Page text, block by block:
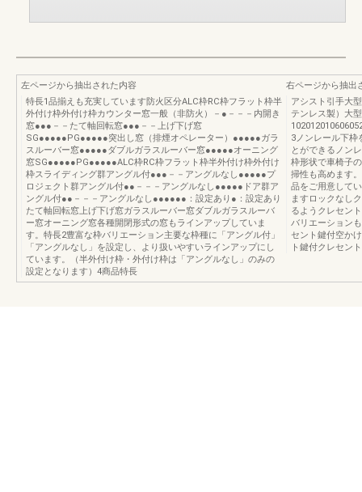
左ページから抽出された内容
特長1品揃えも充実しています防火区分ALC枠RC枠フラット枠半
外付け枠外付け枠カウンター窓一般（非防火）－●－－－内開き
窓●●●－－たて軸回転窓●●●－－上げ下げ窓
SG●●●●●PG●●●●●突出し窓（排煙オペレーター）●●●●●ガラ
スルーバー窓●●●●●ダブルガラスルーバー窓●●●●●オーニング
窓SG●●●●●PG●●●●●ALC枠RC枠フラット枠半外付け枠外付け
枠スライディング群アングル付●●●－－アングルなし●●●●●プ
ロジェクト群アングル付●●－－－アングルなし●●●●●ドア群ア
ングル付●●－－－アングルなし●●●●●●：設定あり●：設定あり
たて軸回転窓上げ下げ窓ガラスルーバー窓ダブルガラスルーバ
ー窓オーニング窓各種開閉形式の窓もラインアップしていま
す。特長2豊富な枠バリエーション主要な枠種に「アングル付」
「アングルなし」を設定し、より扱いやすいラインアップにし
ています。（半外付け枠・外付け枠は「アングルなし」のみの
設定となります）4商品特長
右ページから抽出
アシスト引手大
テンレス製）大
3ノンレール下枠
とができるノン
枠形状で車椅子
掃性も高めます
品をご用意して
ますロックなし
るようクレセン
バリエーション
セント鍵付空か
ト鍵付クレセン